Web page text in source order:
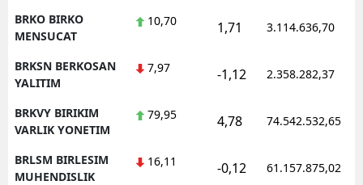
BRKO BIRKO
MENSUCAT
10,70 1,71 3.114.636,70
BRKSN BERKOSAN
YALITIM
7,97 -1,12 2.358.282,37
BRKVY BIRIKIM
VARLIK YONETIM
79,95 4,78 74.542.532,65
BRLSM BIRLESIM
MUHENDISLIK
16,11 -0,12 61.157.875,02